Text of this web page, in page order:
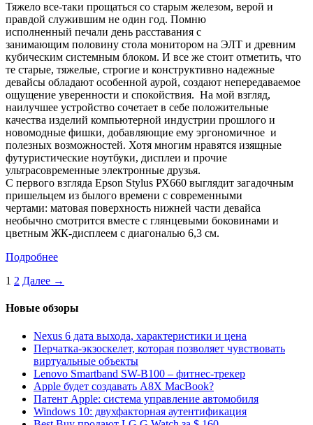
Тяжело все-таки прощаться со старым железом, верой и
правдой служившим не один год. Помню
исполненный печали день расставания с
занимающим половину стола монитором на ЭЛТ и древним
кубическим системным блоком. И все же стоит отметить, что
те старые, тяжелые, строгие и конструктивно надежные
девайсы обладают особенной аурой, создают непередаваемое
ощущение уверенности и спокойствия. На мой взгляд,
наилучшее устройство сочетает в себе положительные
качества изделий компьютерной индустрии прошлого и
новомодные фишки, добавляющие ему эргономичное и
полезных возможностей. Хотя многим нравятся изящные
футуристические ноутбуки, дисплеи и прочие
ультрасовременные электронные друзья.
С первого взгляда Epson Stylus РХ660 выглядит загадочным
пришельцем из былого времени с современными
чертами: матовая поверхность нижней части девайса
необычно смотрится вместе с глянцевыми боковинами и
цветным ЖК-дисплеем с диагональю 6,3 см.
Подробнее
1 2 Далее →
Новые обзоры
Nexus 6 дата выхода, характеристики и цена
Перчатка-экзоскелет, которая позволяет чувствовать
виртуальные объекты
Lenovo Smartband SW-B100 – фитнес-трекер
Apple будет создавать A8X MacBook?
Патент Apple: система управление автомобиля
Windows 10: двухфакторная аутентификация